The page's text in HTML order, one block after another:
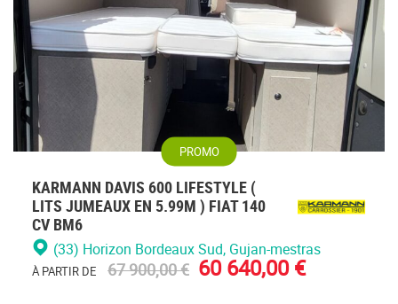
PROMO
KARMANN DAVIS 600 LIFESTYLE (
LITS JUMEAUX EN 5.99M ) FIAT 140
CV BM6
(33) Horizon Bordeaux Sud, Gujan-mestras
À PARTIR DE 67 900,00 € 60 640,00 €